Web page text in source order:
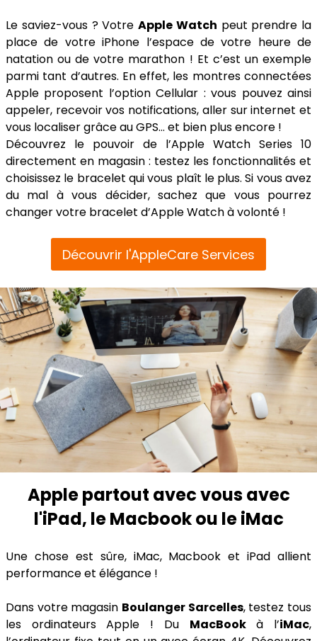
Le saviez-vous ? Votre Apple Watch peut prendre la
place de votre iPhone l’espace de votre heure de
natation ou de votre marathon ! Et c’est un exemple
parmi tant d’autres. En effet, les montres connectées
Apple proposent l’option Cellular : vous pouvez ainsi
appeler, recevoir vos notifications, aller sur internet et
vous localiser grâce au GPS… et bien plus encore !
Découvrez le pouvoir de l’Apple Watch Series 10
directement en magasin : testez les fonctionnalités et
choisissez le bracelet qui vous plaît le plus. Si vous avez
du mal à vous décider, sachez que vous pourrez
changer votre bracelet d’Apple Watch à volonté !
Découvrir l'AppleCare Services
Apple partout avec vous avec
l'iPad, le Macbook ou le iMac
Une chose est sûre, iMac, Macbook et iPad allient
performance et élégance !
Dans votre magasin Boulanger Sarcelles, testez tous
les ordinateurs Apple ! Du MacBookà l’iMac,